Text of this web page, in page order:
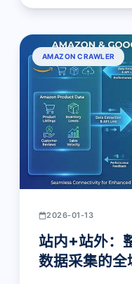
AMAZON CRAWLER
2026-01-13
站内+站外
数据采集的